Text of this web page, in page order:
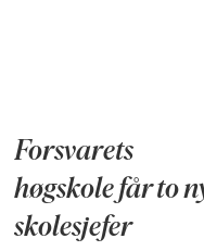
Forsvarets
høgskole får to
skolesjefer